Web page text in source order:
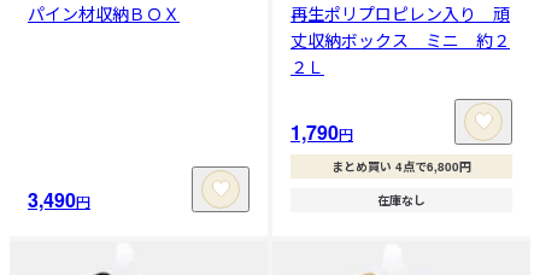
パイン材収納ＢＯＸ
3,490円
再生ポリプロピレン入り 頑
丈収納ボックス ミニ 約２
２Ｌ
1,790円
まとめ買い 4点で6,800円
在庫なし